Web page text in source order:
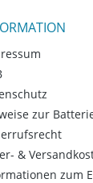
zur
&
zum